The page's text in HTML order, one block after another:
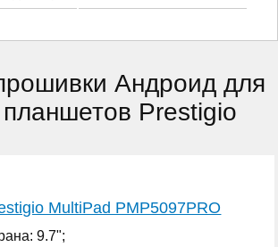
Андроид для
планшетов Prestigio
MultiPad PMP5097PRO
9.7";